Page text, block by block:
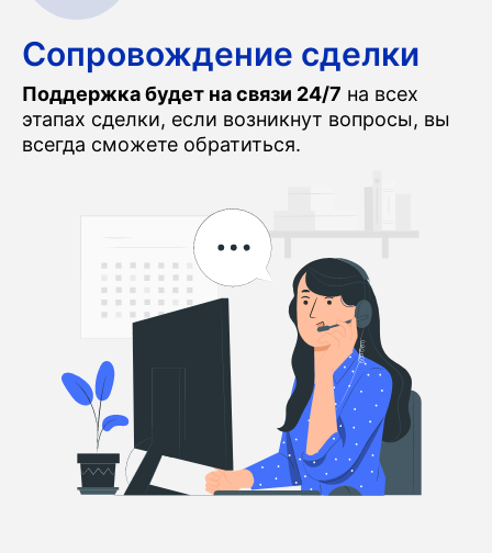
Сопровождение сделки
Поддержка будет на связи 24/7 на всех
этапах сделки, если возникнут вопросы, вы
всегда сможете обратиться.